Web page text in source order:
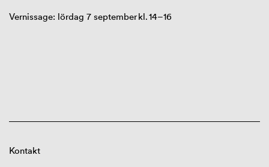
Vernissage: lördag 7 september kl. 14–16
Kontakt